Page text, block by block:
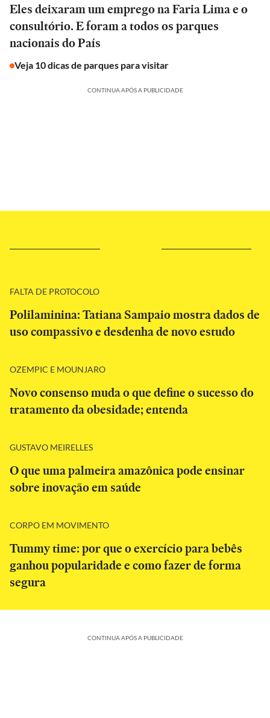
Eles deixaram um emprego na Faria Lima e o
consultório. E foram a todos os parques
nacionais do País
Veja 10 dicas de parques para visitar
CONTINUA APÓS A PUBLICIDADE
FALTA DE PROTOCOLO
Polilaminina: Tatiana Sampaio mostra dados de
uso compassivo e desdenha de novo estudo
OZEMPIC E MOUNJARO
Novo consenso muda o que define o sucesso do
tratamento da obesidade; entenda
GUSTAVO MEIRELLES
O que uma palmeira amazônica pode ensinar
sobre inovação em saúde
CORPO EM MOVIMENTO
Tummy time: por que o exercício para bebês
ganhou popularidade e como fazer de forma
segura
CONTINUA APÓS A PUBLICIDADE